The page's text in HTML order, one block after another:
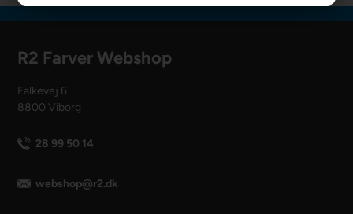
R2 Farver Webshop
Falkevej 6
8800 Viborg
28 99 50 14
webshop@r2.dk